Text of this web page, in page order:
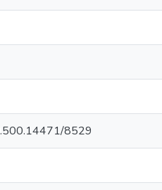
8529